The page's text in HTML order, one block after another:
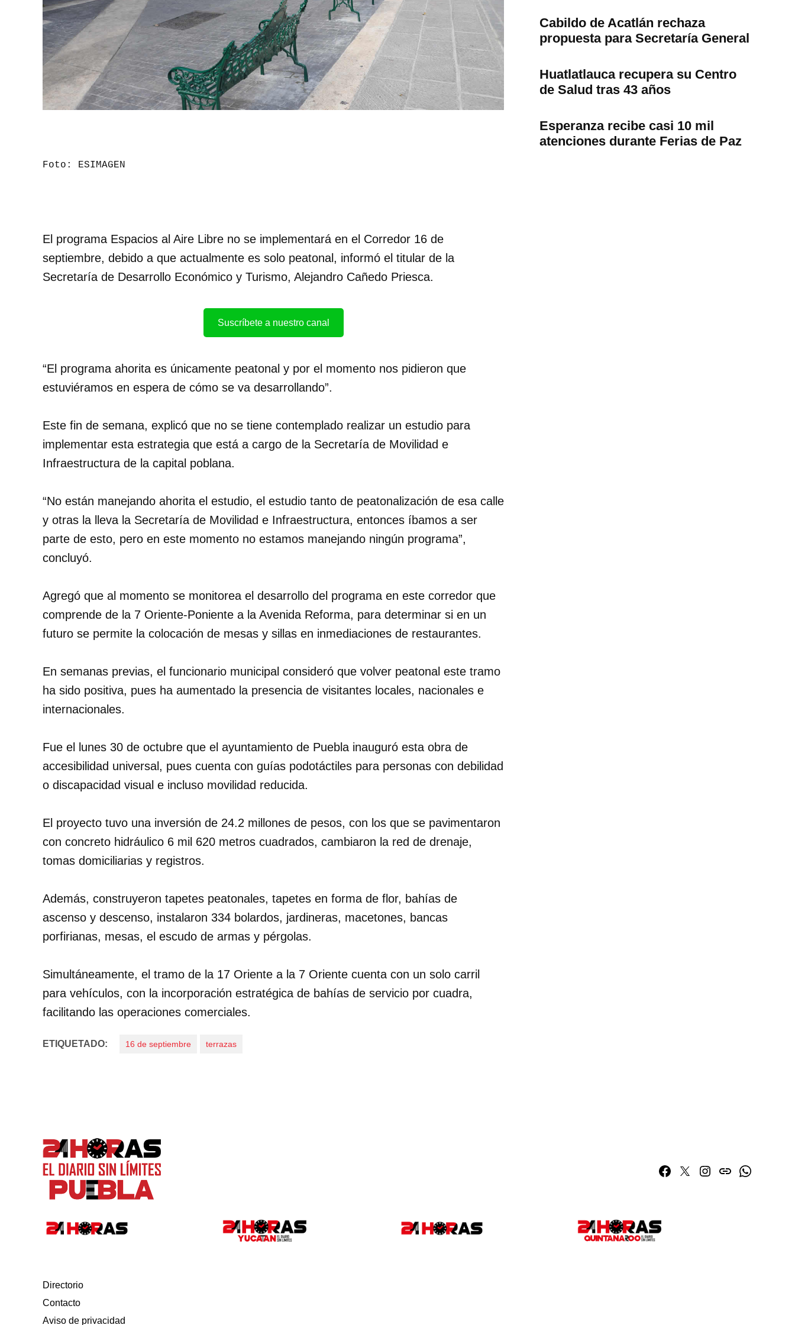
Foto: ESIMAGEN
El programa Espacios al Aire Libre no se implementará en el Corredor 16 de
septiembre, debido a que actualmente es solo peatonal, informó el titular de la
Secretaría de Desarrollo Económico y Turismo, Alejandro Cañedo Priesca.
Suscríbete a nuestro canal
“El programa ahorita es únicamente peatonal y por el momento nos pidieron que
estuviéramos en espera de cómo se va desarrollando”.
Este fin de semana, explicó que no se tiene contemplado realizar un estudio para
implementar esta estrategia que está a cargo de la Secretaría de Movilidad e
Infraestructura de la capital poblana.
“No están manejando ahorita el estudio, el estudio tanto de peatonalización de esa calle
y otras la lleva la Secretaría de Movilidad e Infraestructura, entonces íbamos a ser
parte de esto, pero en este momento no estamos manejando ningún programa”,
concluyó.
Agregó que al momento se monitorea el desarrollo del programa en este corredor que
comprende de la 7 Oriente-Poniente a la Avenida Reforma, para determinar si en un
futuro se permite la colocación de mesas y sillas en inmediaciones de restaurantes.
En semanas previas, el funcionario municipal consideró que volver peatonal este tramo
ha sido positiva, pues ha aumentado la presencia de visitantes locales, nacionales e
internacionales.
Fue el lunes 30 de octubre que el ayuntamiento de Puebla inauguró esta obra de
accesibilidad universal, pues cuenta con guías podotáctiles para personas con debilidad
o discapacidad visual e incluso movilidad reducida.
El proyecto tuvo una inversión de 24.2 millones de pesos, con los que se pavimentaron
con concreto hidráulico 6 mil 620 metros cuadrados, cambiaron la red de drenaje,
tomas domiciliarias y registros.
Además, construyeron tapetes peatonales, tapetes en forma de flor, bahías de
ascenso y descenso, instalaron 334 bolardos, jardineras, macetones, bancas
porfirianas, mesas, el escudo de armas y pérgolas.
Simultáneamente, el tramo de la 17 Oriente a la 7 Oriente cuenta con un solo carril
para vehículos, con la incorporación estratégica de bahías de servicio por cuadra,
facilitando las operaciones comerciales.
ETIQUETADO: 16 de septiembre terrazas
Cabildo de Acatlán rechaza
propuesta para Secretaría General
Huatlatlauca recupera su Centro
de Salud tras 43 años
Esperanza recibe casi 10 mil
atenciones durante Ferias de Paz
Facebook
TwitterInstagram
issuuWhatsapp
Directorio
Contacto
Aviso de privacidad